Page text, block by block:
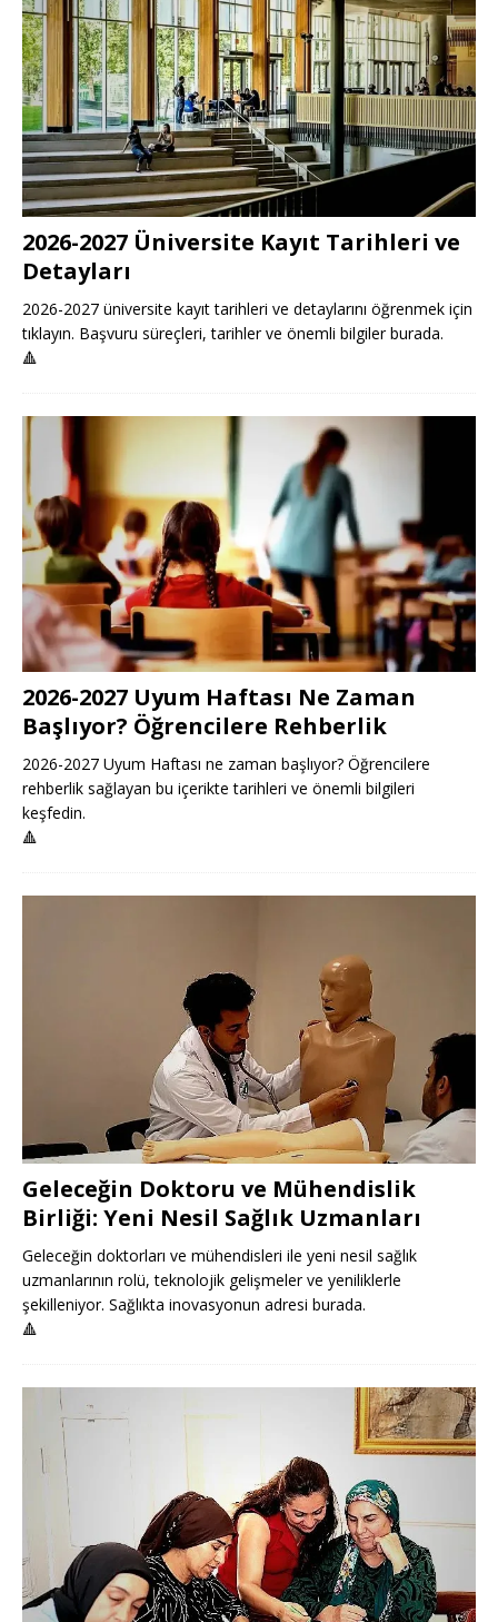
2026-2027 Üniversite Kayıt Tarihleri ve
Detayları
2026-2027 üniversite kayıt tarihleri ve detaylarını öğrenmek için
tıklayın. Başvuru süreçleri, tarihler ve önemli bilgiler burada.
🔺
2026-2027 Uyum Haftası Ne Zaman
Başlıyor? Öğrencilere Rehberlik
2026-2027 Uyum Haftası ne zaman başlıyor? Öğrencilere
rehberlik sağlayan bu içerikte tarihleri ve önemli bilgileri
keşfedin.
🔺
Geleceğin Doktoru ve Mühendislik
Birliği: Yeni Nesil Sağlık Uzmanları
Geleceğin doktorları ve mühendisleri ile yeni nesil sağlık
uzmanlarının rolü, teknolojik gelişmeler ve yeniliklerle
şekilleniyor. Sağlıkta inovasyonun adresi burada.
🔺